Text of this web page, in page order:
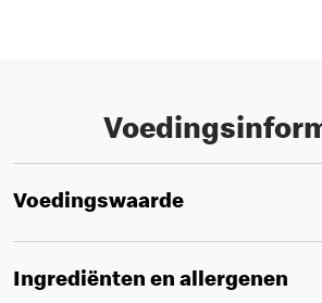
Voedingswaarde
Ingrediënten en allergenen